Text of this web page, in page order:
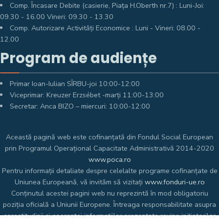
Comp. Încasare Debite (casierie, Piața H.Oberth nr.7) : Luni-Joi:
09.30 - 16.00 Vineri: 09.30 - 13.30
Comp. Autorizare Activități Economice : Luni - Vineri: 08.00 -
12.00
Program de audiențe
Primar Ioan-Iulian SÎRBU-joi 10:00-12:00
Viceprimar: Kreuzer Erzsébet -marți 11:00-13:00
Secretar: Anca BIZO – miercuri: 10:00-12:00
Această pagină web este cofinanțată din Fondul Social European
prin Programul Operațional Capacitate Administrativă 2014-2020
www.poca.ro
Pentru informații detaliate despre celelalte programe cofinanțate de
Uniunea Europeană, vă invităm să vizitați www.fonduri-ue.ro
Conținutul acestei pagini web nu reprezintă în mod obligatoriu
poziția oficială a Uniunii Europene. Întreaga responsabilitate asupra
corectitudinii și coerenței informațiilor prezentate revine inițiatorilor